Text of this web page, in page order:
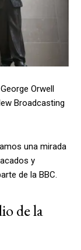
Orwell
Broadcasting
una mirada
y
de la BBC.
de la